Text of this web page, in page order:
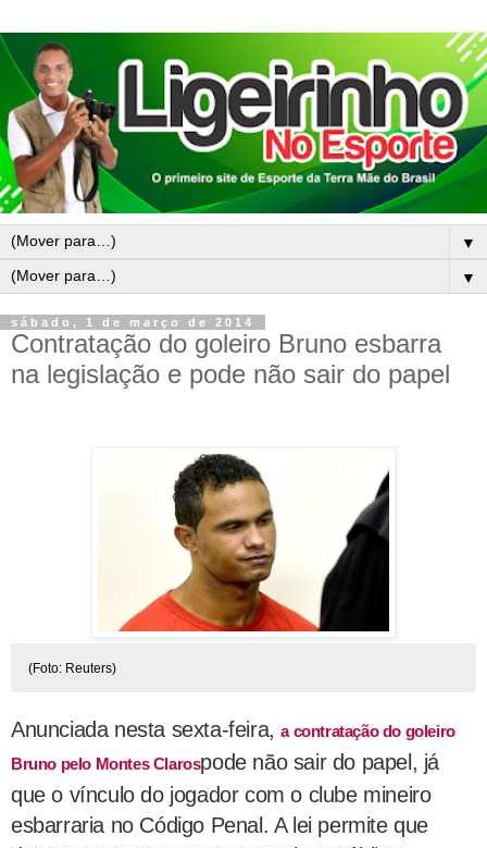
▼
▼
sábado, 1 de março de 2014
Contratação do goleiro Bruno esbarra
na legislação e pode não sair do papel
(Foto: Reuters)
Anunciada nesta sexta-feira,a contratação do goleiro
Bruno pelo Montes Clarospode não sair do papel, já
que o vínculo do jogador com o clube mineiro
esbarraria no Código Penal. A lei permite que